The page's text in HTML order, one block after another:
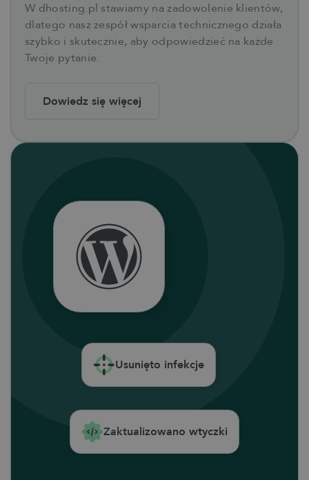
W dhosting.pl stawiamy na zadowolenie klientów,
dlatego nasz zespół wsparcia technicznego działa
szybko i skutecznie, aby odpowiedzieć na każde
Twoje pytanie.
Dowiedz się więcej
Usunięto infekcje
Zaktualizowano wtyczki